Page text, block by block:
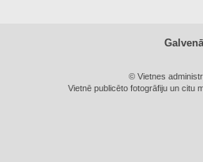
© Vietnes
Vietnē publicēto fotogrāfiju un citu